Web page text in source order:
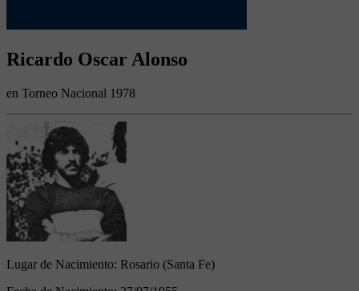
Ricardo Oscar Alonso
en Torneo Nacional 1978
Lugar de Nacimiento: Rosario (Santa Fe)